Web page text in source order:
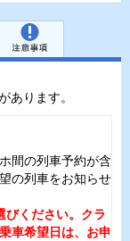
あります。
間の列車予約が含
の列車をお知らせ
びください。クラ
車希望日は、お申